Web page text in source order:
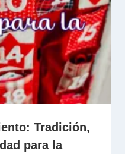
Tradición,
para la